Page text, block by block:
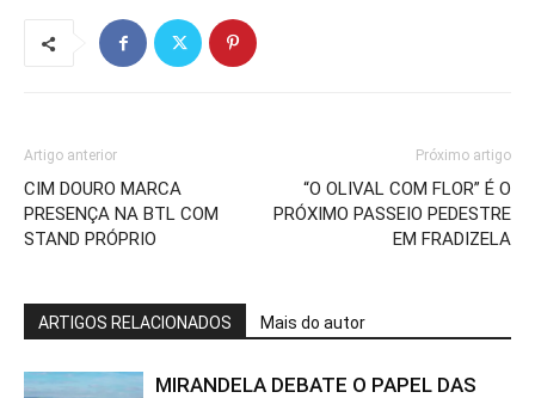
Artigo anterior
CIM DOURO MARCA
PRESENÇA NA BTL COM
STAND PRÓPRIO
Próximo artigo
“O OLIVAL COM FLOR” É O
PRÓXIMO PASSEIO PEDESTRE
EM FRADIZELA
ARTIGOS RELACIONADOS Mais do autor
MIRANDELA DEBATE O PAPEL DAS